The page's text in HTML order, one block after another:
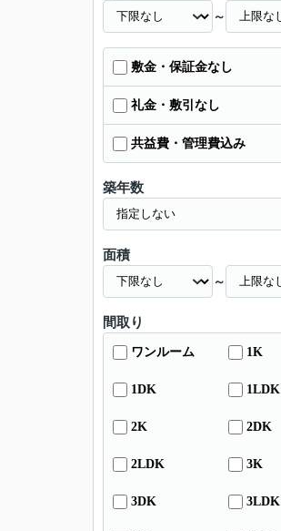
～
敷金・保証金なし
礼金・敷引なし
共益費・管理費込み
築年数
面積
～
間取り
ワンルーム 1K
1DK 1LDK
2K 2DK
2LDK 3K
3DK 3LDK